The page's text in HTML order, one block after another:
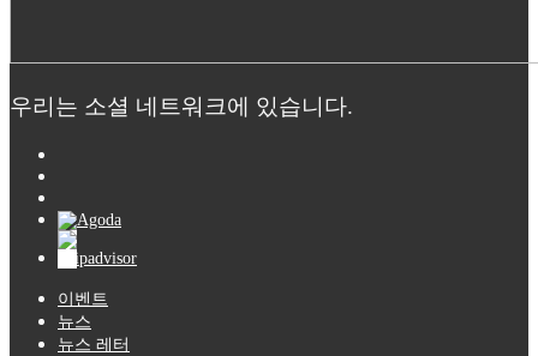
우리는 소셜 네트워크에 있습니다.
이벤트
뉴스
뉴스 레터